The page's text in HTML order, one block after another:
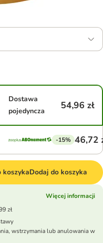
Dostawa
pojedyncza
54,96 zł
-15% 46,72
koszykaDodaj do koszyka
Więcej informacji
zł
wstrzymania lub anulowania w